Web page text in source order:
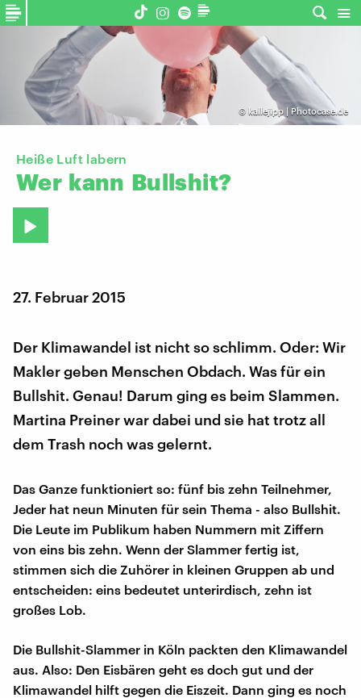
© kallejipp | Photocase.de
Heiße Luft labern
Wer kann Bullshit?
27. Februar 2015
Der Klimawandel ist nicht so schlimm. Oder: Wir
Makler geben Menschen Obdach. Was für ein
Bullshit. Genau! Darum ging es beim Slammen.
Martina Preiner war dabei und sie hat trotz all
dem Trash noch was gelernt.
Das Ganze funktioniert so: fünf bis zehn Teilnehmer,
Jeder hat neun Minuten für sein Thema - also Bullshit.
Die Leute im Publikum haben Nummern mit Ziffern
von eins bis zehn. Wenn der Slammer fertig ist,
stimmen sich die Zuhörer in kleinen Gruppen ab und
entscheiden: eins bedeutet unterirdisch, zehn ist
großes Lob.
Die Bullshit-Slammer in Köln packten den Klimawandel
aus. Also: Den Eisbären geht es doch gut und der
Klimawandel hilft gegen die Eiszeit. Dann ging es noch